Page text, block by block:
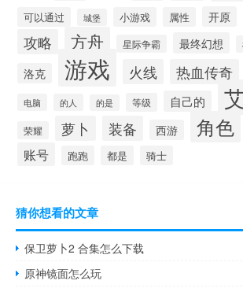
可以通过 城堡 小游戏 属性 开原
攻略 方舟 星际争霸 最终幻想
洛克 游戏 火线 热血传奇
电脑 的人 的是 等级 自己的
荣耀 萝卜 装备 西游 角色
账号 跑跑 都是 骑士
猜你想看的文章
保卫萝卜2 合集怎么下载
原神镜面怎么玩